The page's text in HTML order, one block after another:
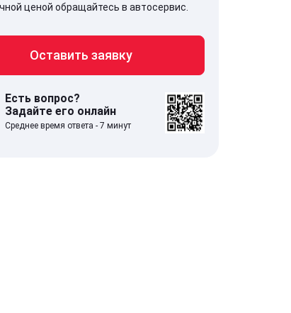
обл,
ценой обращайтесь в автосервис.
Оставить заявку
Есть вопрос?
Задайте его онлайн
Среднее время ответа - 7 минут